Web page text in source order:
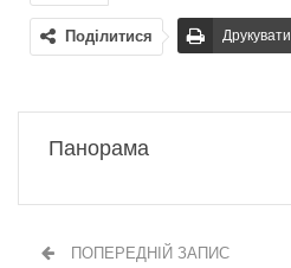
Поділитися Друкувати
Панорама
ПОПЕРЕДНІЙ ЗАПИС